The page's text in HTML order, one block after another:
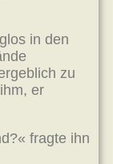
in den
zu
er
fragte ihn